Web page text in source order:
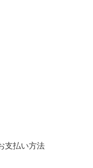
支払い方法